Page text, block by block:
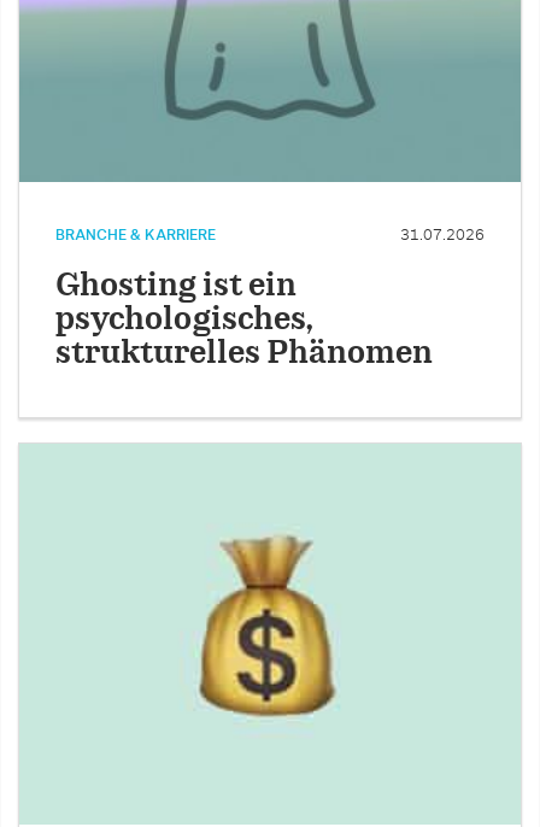
BRANCHE & KARRIERE 31.07.2026
Ghosting ist ein
psychologisches,
strukturelles Phänomen